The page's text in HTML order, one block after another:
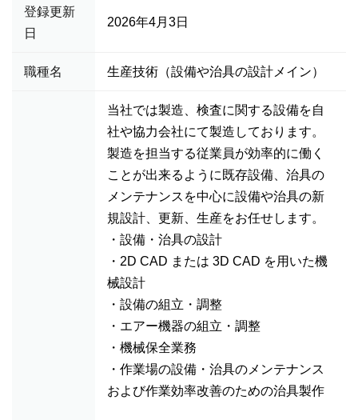
登録更新
日
2026年4月3日
職種名 生産技術（設備や治具の設計メイン）
当社では製造、検査に関する設備を自
社や協力会社にて製造しております。
製造を担当する従業員が効率的に働く
ことが出来るように既存設備、治具の
メンテナンスを中心に設備や治具の新
規設計、更新、生産をお任せします。
・設備・治具の設計
・2D CAD または 3D CAD を用いた機
械設計
・設備の組立・調整
・エアー機器の組立・調整
・機械保全業務
・作業場の設備・治具のメンテナンス
および作業効率改善のための治具製作